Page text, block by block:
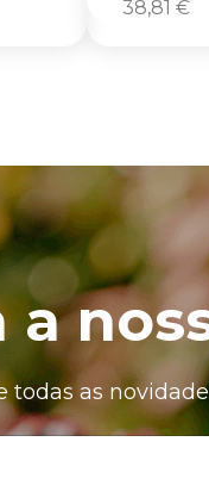
38,81 €
a
todas as